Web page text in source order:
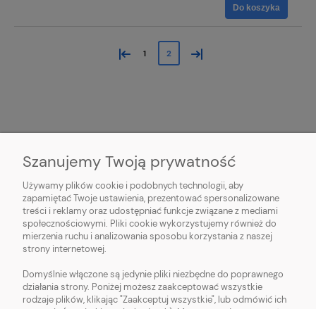
Do koszyka
« 1 2 »
O NAS
OBSŁUGA KLIENTA
POMOC
MOJE KONTO
Szanujemy Twoją prywatność
Używamy plików cookie i podobnych technologii, aby
zapamiętać Twoje ustawienia, prezentować spersonalizowane
treści i reklamy oraz udostępniać funkcje związane z mediami
społecznościowymi. Pliki cookie wykorzystujemy również do
mierzenia ruchu i analizowania sposobu korzystania z naszej
strony internetowej.
Domyślnie włączone są jedynie pliki niezbędne do poprawnego
działania strony. Poniżej możesz zaakceptować wszystkie
rodzaje plików, klikając "Zaakceptuj wszystkie", lub odmówić ich